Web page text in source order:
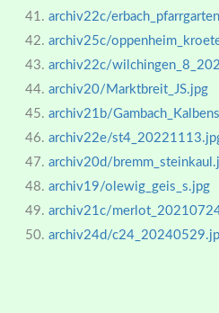
archiv22c/
archiv25c/
archiv22c/
archiv20/Marktbreit_JS.jpg
archiv21b/
archiv22e/
archiv20d/
archiv19/olewig_geis_s.jpg
archiv21c/
archiv24d/